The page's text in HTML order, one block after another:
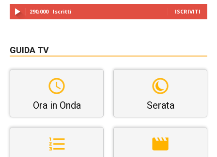
290,000 Iscritti ISCRIVITI
GUIDA TV
Ora in Onda Serata